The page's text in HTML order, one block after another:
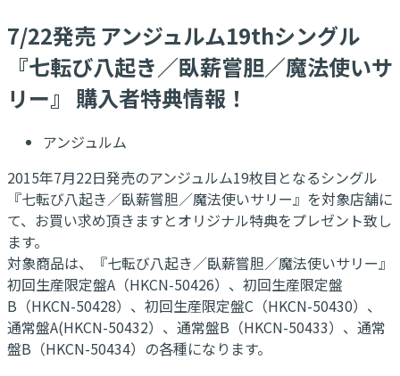
7/22発売 アンジュルム19thシングル
『七転び八起き／臥薪嘗胆／魔法使いサ
リー』 購入者特典情報！
アンジュルム
2015年7月22日発売のアンジュルム19枚目となるシングル
『七転び八起き／臥薪嘗胆／魔法使いサリー』を対象店舗に
て、お買い求め頂きますとオリジナル特典をプレゼント致し
ます。
対象商品は、『七転び八起き／臥薪嘗胆／魔法使いサリー』
初回生産限定盤A（HKCN-50426）、初回生産限定盤
B（HKCN-50428）、初回生産限定盤C（HKCN-50430）、
通常盤A(HKCN-50432）、通常盤B（HKCN-50433）、通常
盤B（HKCN-50434）の各種になります。